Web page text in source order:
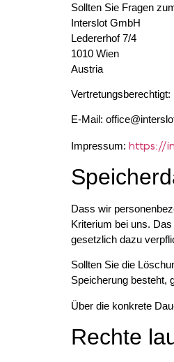
Sollten Sie Fragen
Interslot GmbH
Ledererhof 7/4
1010 Wien
Austria
E-Mail:
Impressum: https://
Dass wir
Kriterium bei uns.
gesetzlich dazu
Sollten Sie die
Speicherung besteht,
Über die konkrete
Rechte